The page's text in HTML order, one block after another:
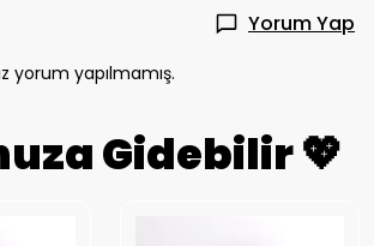
Yorum Yap
yorum yapılmamış.
Gidebilir 💖